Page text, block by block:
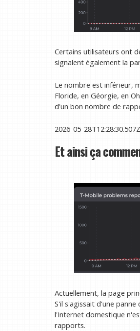
Certains utilisateurs ont
signalent également la
Le nombre est inférieur,
Floride, en Géorgie, en
d'un bon nombre de
2026-05-28T12:28:30.507Z
Et ainsi ça
Actuellement, la page
S'il s'agissait d'une
l'Internet domestique
rapports.